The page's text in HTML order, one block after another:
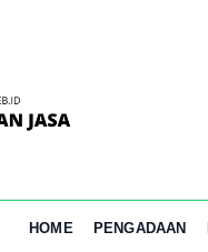
HOME PENGADAAN